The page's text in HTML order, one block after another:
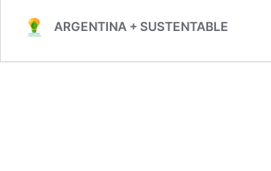
ARGENTINA + SUSTENTABLE